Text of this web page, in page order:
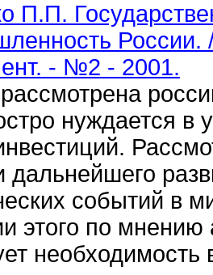
П.П.
России.
- №2 - 2001.
нуждается в
дальнейшего
событий в
этого по мнению
необходимость